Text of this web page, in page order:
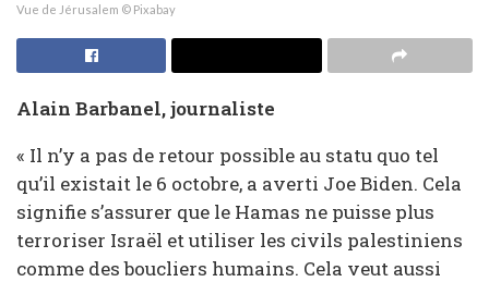
Vue de Jérusalem © Pixabay
Alain Barbanel, journaliste
« Il n’y a pas de retour possible au statu quo tel
qu’il existait le 6 octobre, a averti Joe Biden. Cela
signifie s’assurer que le Hamas ne puisse plus
terroriser Israël et utiliser les civils palestiniens
comme des boucliers humains. Cela veut aussi